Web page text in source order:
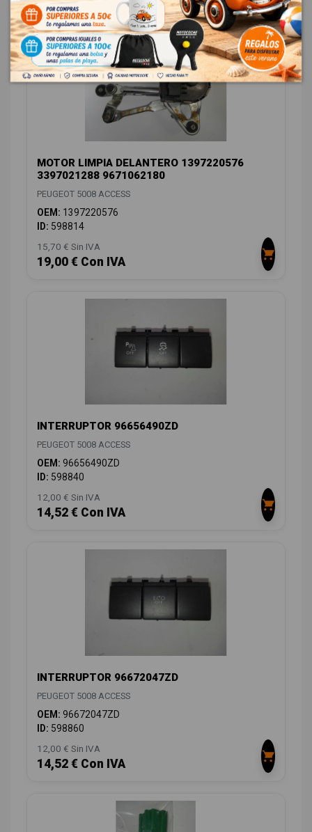
MOTOR LIMPIA DELANTERO 1397220576
3397021288 9671062180
PEUGEOT 5008 ACCESS
OEM: 1397220576
ID: 598814
15,70 € Sin IVA
19,00 € Con IVA
INTERRUPTOR 96656490ZD
PEUGEOT 5008 ACCESS
OEM: 96656490ZD
ID: 598840
12,00 € Sin IVA
14,52 € Con IVA
INTERRUPTOR 96672047ZD
PEUGEOT 5008 ACCESS
OEM: 96672047ZD
ID: 598860
12,00 € Sin IVA
14,52 € Con IVA